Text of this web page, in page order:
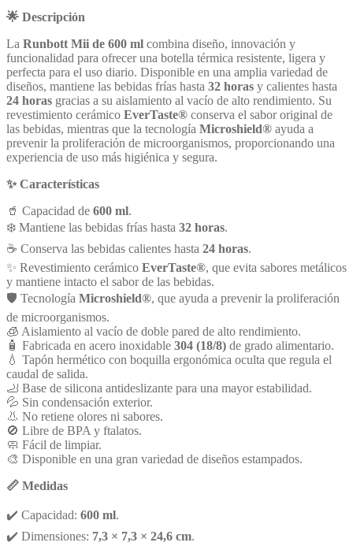
🌟 Descripción
La Runbott Mii de 600 ml combina diseño, innovación y
funcionalidad para ofrecer una botella térmica resistente, ligera y
perfecta para el uso diario. Disponible en una amplia variedad de
diseños, mantiene las bebidas frías hasta 32 horas y calientes hasta
24 horas gracias a su aislamiento al vacío de alto rendimiento. Su
revestimiento cerámico EverTaste® conserva el sabor original de
las bebidas, mientras que la tecnología Microshield® ayuda a
prevenir la proliferación de microorganismos, proporcionando una
experiencia de uso más higiénica y segura.
✨ Características
🥤 Capacidad de 600 ml.
❄️ Mantiene las bebidas frías hasta 32 horas.
☕ Conserva las bebidas calientes hasta 24 horas.
✨ Revestimiento cerámico EverTaste®, que evita sabores metálicos
y mantiene intacto el sabor de las bebidas.
🛡️ Tecnología Microshield®, que ayuda a prevenir la proliferación
de microorganismos.
🧊 Aislamiento al vacío de doble pared de alto rendimiento.
🧴 Fabricada en acero inoxidable 304 (18/8) de grado alimentario.
💧 Tapón hermético con boquilla ergonómica oculta que regula el
caudal de salida.
🦶 Base de silicona antideslizante para una mayor estabilidad.
💦 Sin condensación exterior.
👃 No retiene olores ni sabores.
🚫 Libre de BPA y ftalatos.
🧼 Fácil de limpiar.
🎨 Disponible en una gran variedad de diseños estampados.
📏 Medidas
✔️ Capacidad: 600 ml.
✔️ Dimensiones: 7,3 × 7,3 × 24,6 cm.